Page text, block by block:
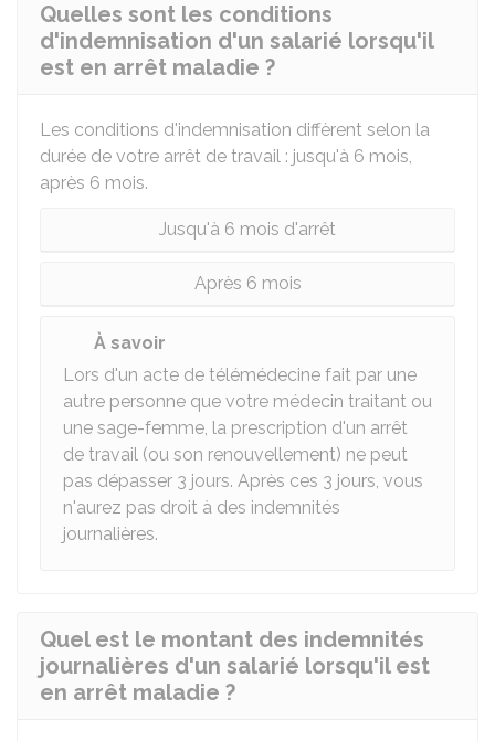
Quelles sont les conditions
d'indemnisation d'un salarié lorsqu'il
est en arrêt maladie ?
Les conditions d'indemnisation diffèrent selon la
durée de votre arrêt de travail : jusqu'à 6 mois,
après 6 mois.
Jusqu'à 6 mois d'arrêt
Après 6 mois
À savoir
Lors d'un acte de télémédecine fait par une
autre personne que votre médecin traitant ou
une sage-femme, la prescription d'un arrêt
de travail (ou son renouvellement) ne peut
pas dépasser 3 jours. Après ces 3 jours, vous
n'aurez pas droit à des indemnités
journalières.
Quel est le montant des indemnités
journalières d'un salarié lorsqu'il est
en arrêt maladie ?